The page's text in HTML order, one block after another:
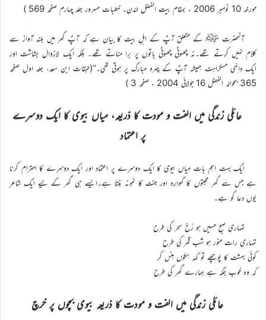
مورخہ 10 نومبر 2006 ء بمقام بیت الفضل لندن۔ خطبات مسرور جلد چہارم صفحہ 569 )
آنحضرت ﷺ کے متعلق آپؐ کے اہلِ بیت کا بیان ہے کہ آپؐ گھر میں بلند آواز سے
کلام نہیں کرتے تھے۔نہ چھوٹی چھوٹی باتوں پر برا مناتے تھے۔ بلکہ ایک لازوال بشاشت اور
ایک دائمی مسکراہٹ ہمیشہ آپؐ کے چہرہ مبارک پر ہوتی تھی۔’’(طبقات ابن سعد، جلد اول صفحہ
365 بحوالہ الفضل 16 جولائی 2004 ء صفحہ 3 )
عائلی زندگی میں الفت و مودت کا ذریعہ، میاں بیوی کا ایک دوسرے
پر اعتماد
ایک بہت اہم بات میاں بیوی کا ایک دوسرے پر اعتماد اور ایک دوسرے کا احترام کرنا
ہے جس سے گھر محبتوں کا گہوارہ اور جنت کا نمونہ بنتا ہے۔ایسے ہی گھر کے لیے ایک شاعر
یوں دعا گو ہے۔
تمہاری صبح حسیں ہو رُخ سحر کی طرح
تمہاری رات منور ہو شب قمر کی طرح
کوئی بہشت کا پوچھے تو کہہ سکوں ہنس کر
کہ وہ خوب جگہ ہے ہمارے گھر کی طرح
عائلی زندگی میں الفت و مودت کا ذریعہ بیوی بچوں پر خرچ